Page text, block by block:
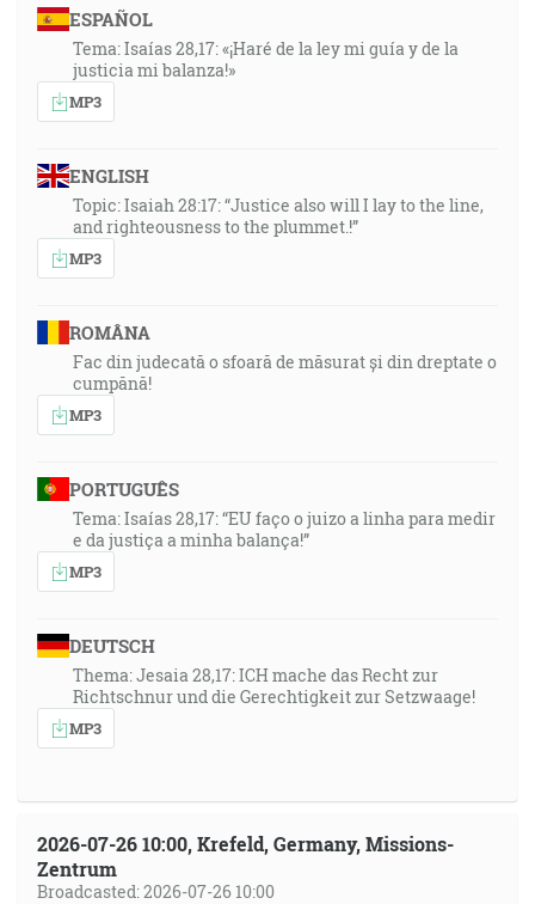
ESPAÑOL
Tema: Isaías 28,17: «¡Haré de la ley mi guía y de la
justicia mi balanza!»
MP3
ENGLISH
Topic: Isaiah 28:17: “Justice also will I lay to the line,
and righteousness to the plummet.!”
MP3
ROMÂNA
Fac din judecată o sfoară de măsurat și din dreptate o
cumpănă!
MP3
PORTUGUÊS
Tema: Isaías 28,17: “EU faço o juizo a linha para medir
e da justiça a minha balança!”
MP3
DEUTSCH
Thema: Jesaia 28,17: ICH mache das Recht zur
Richtschnur und die Gerechtigkeit zur Setzwaage!
MP3
2026-07-26 10:00, Krefeld, Germany, Missions-
Zentrum
Broadcasted: 2026-07-26 10:00